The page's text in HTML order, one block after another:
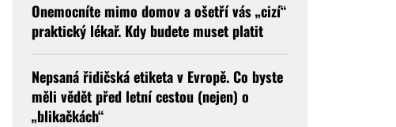
Onemocníte mimo domov a ošetří vás „cizí“
praktický lékař. Kdy budete muset platit
Nepsaná řidičská etiketa v Evropě. Co byste
měli vědět před letní cestou (nejen) o
„blikačkách“